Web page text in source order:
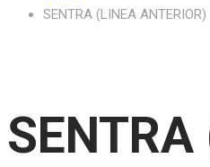
SENTRA (LINEA ANTERIOR)